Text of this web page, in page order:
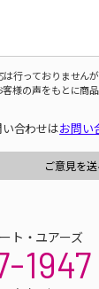
は行っておりません
様の声をもとに商
合わせはお問い
ト・ユアーズ
1947